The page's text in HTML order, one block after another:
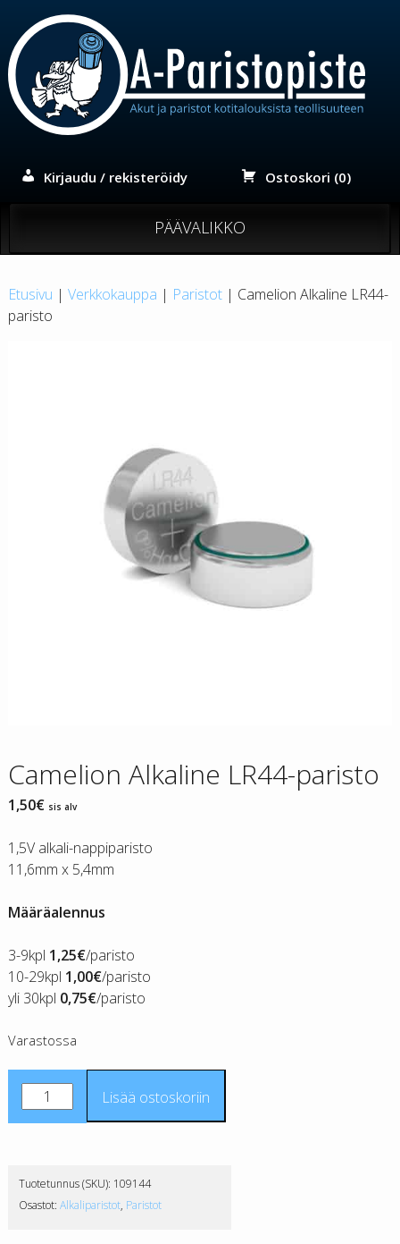
sisältöön
Kirjaudu / rekisteröidy Ostoskori (0)
PÄÄVALIKKO
Etusivu | Verkkokauppa | Paristot| Camelion Alkaline LR44-
paristo
Camelion Alkaline LR44-paristo
1,50€ sis alv
1,5V alkali-nappiparisto
11,6mm x 5,4mm
Määräalennus
3-9kpl 1,25€/paristo
10-29kpl 1,00€/paristo
yli 30kpl 0,75€/paristo
Varastossa
Camelion
Alkaline
määrä
Lisää ostoskoriin
Tuotetunnus (SKU): 109144
Osastot: Alkaliparistot, Paristot